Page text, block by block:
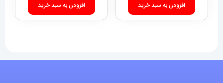
افزودن به سبد خرید افزودن به سبد خرید